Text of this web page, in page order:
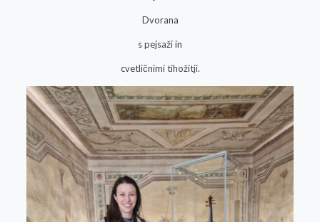
Dvorana
s pejsaži in
cvetličnimi tihožitji.